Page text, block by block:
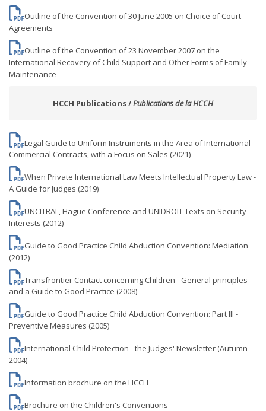
Outline of the Convention of 30 June 2005 on Choice of Court
Agreements
Outline of the Convention of 23 November 2007 on the
International Recovery of Child Support and Other Forms of Family
Maintenance
HCCH Publications /Publications de la HCCH
Legal Guide to Uniform Instruments in the Area of International
Commercial Contracts, with a Focus on Sales (2021)
When Private International Law Meets Intellectual Property Law -
A Guide for Judges (2019)
UNCITRAL, Hague Conference and UNIDROIT Texts on Security
Interests (2012)
Guide to Good Practice Child Abduction Convention: Mediation
(2012)
Transfrontier Contact concerning Children - General principles
and a Guide to Good Practice (2008)
Guide to Good Practice Child Abduction Convention: Part III -
Preventive Measures (2005)
International Child Protection - the Judges' Newsletter (Autumn
2004)
Information brochure on the HCCH
Brochure on the Children's Conventions